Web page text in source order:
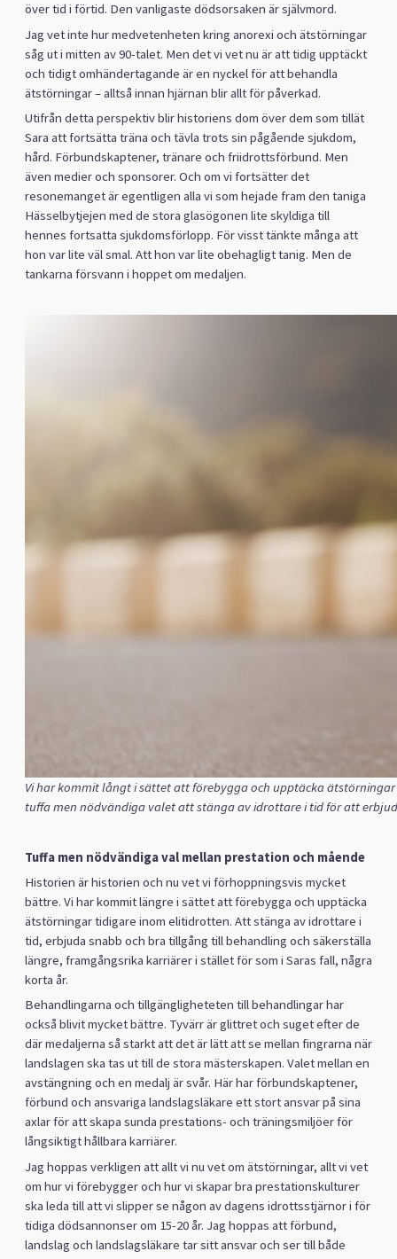
över tid i förtid. Den vanligaste dödsorsaken är självmord.
Jag vet inte hur medvetenheten kring anorexi och ätstörningar
såg ut i mitten av 90-talet. Men det vi vet nu är att tidig upptäckt
och tidigt omhändertagande är en nyckel för att behandla
ätstörningar – alltså innan hjärnan blir allt för påverkad.
Utifrån detta perspektiv blir historiens dom över dem som tillät
Sara att fortsätta träna och tävla trots sin pågående sjukdom,
hård. Förbundskaptener, tränare och friidrottsförbund. Men
även medier och sponsorer. Och om vi fortsätter det
resonemanget är egentligen alla vi som hejade fram den taniga
Hässelbytjejen med de stora glasögonen lite skyldiga till
hennes fortsatta sjukdomsförlopp. För visst tänkte många att
hon var lite väl smal. Att hon var lite obehagligt tanig. Men de
tankarna försvann i hoppet om medaljen.
Vi har kommit långt i sättet att förebygga och upptäcka
tuffa men nödvändiga valet att stänga av idrottare i tid för att
Tuffa men nödvändiga val mellan prestation och mående
Historien är historien och nu vet vi förhoppningsvis mycket
bättre. Vi har kommit längre i sättet att förebygga och upptäcka
ätstörningar tidigare inom elitidrotten. Att stänga av idrottare i
tid, erbjuda snabb och bra tillgång till behandling och säkerställa
längre, framgångsrika karriärer i stället för som i Saras fall, några
korta år.
Behandlingarna och tillgängligheteten till behandlingar har
också blivit mycket bättre. Tyvärr är glittret och suget efter de
där medaljerna så starkt att det är lätt att se mellan fingrarna när
landslagen ska tas ut till de stora mästerskapen. Valet mellan en
avstängning och en medalj är svår. Här har förbundskaptener,
förbund och ansvariga landslagsläkare ett stort ansvar på sina
axlar för att skapa sunda prestations- och träningsmiljöer för
långsiktigt hållbara karriärer.
Jag hoppas verkligen att allt vi nu vet om ätstörningar, allt vi vet
om hur vi förebygger och hur vi skapar bra prestationskulturer
ska leda till att vi slipper se någon av dagens idrottsstjärnor i för
tidiga dödsannonser om 15-20 år. Jag hoppas att förbund,
landslag och landslagsläkare tar sitt ansvar och ser till både